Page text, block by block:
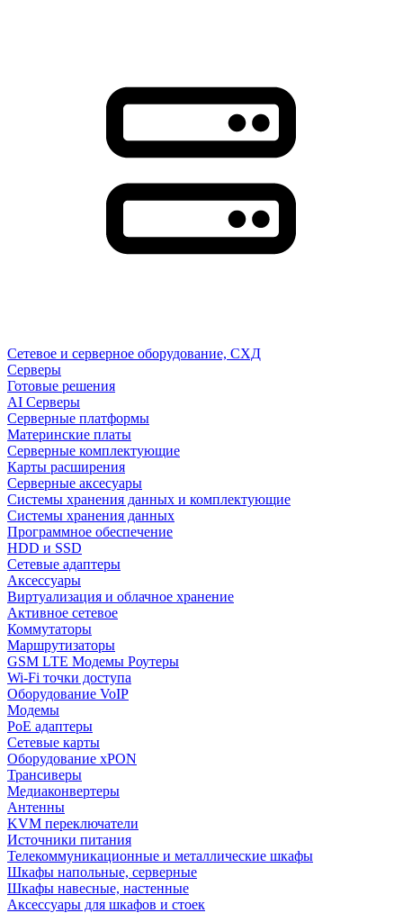
Сетевое и серверное оборудование, СХД
Cерверы
Готовые решения
AI Серверы
Серверные платформы
Материнские платы
Серверные комплектующие
Карты расширения
Серверные аксесуары
Системы хранения данных и комплектующие
Системы хранения данных
Программное обеспечение
HDD и SSD
Сетевые адаптеры
Аксессуары
Виртуализация и облачное хранение
Активное сетевое
Коммутаторы
Маршрутизаторы
GSM LTE Модемы Роутеры
Wi-Fi точки доступа
Оборудование VoIP
Модемы
PoE адаптеры
Сетевые карты
Оборудование xPON
Трансиверы
Медиаконвертеры
Антенны
KVM переключатели
Источники питания
Телекоммуникационные и металлические шкафы
Шкафы напольные, серверные
Шкафы навесные, настенные
Аксессуары для шкафов и стоек